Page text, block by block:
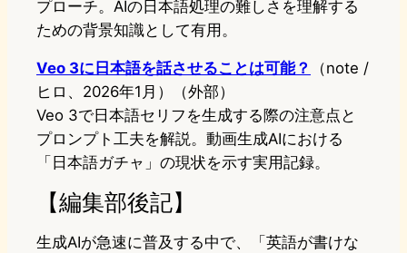
プローチ。AIの日本語処理の難しさを理解する
ための背景知識として有用。
Veo 3に日本語を話させることは可能？
（note /
ヒロ、2026年1月）（外部）
Veo 3で日本語セリフを生成する際の注意点と
プロンプト工夫を解説。動画生成AIにおける
「日本語ガチャ」の現状を示す実用記録。
【編集部後記】
生成AIが急速に普及する中で、「英語が書けな